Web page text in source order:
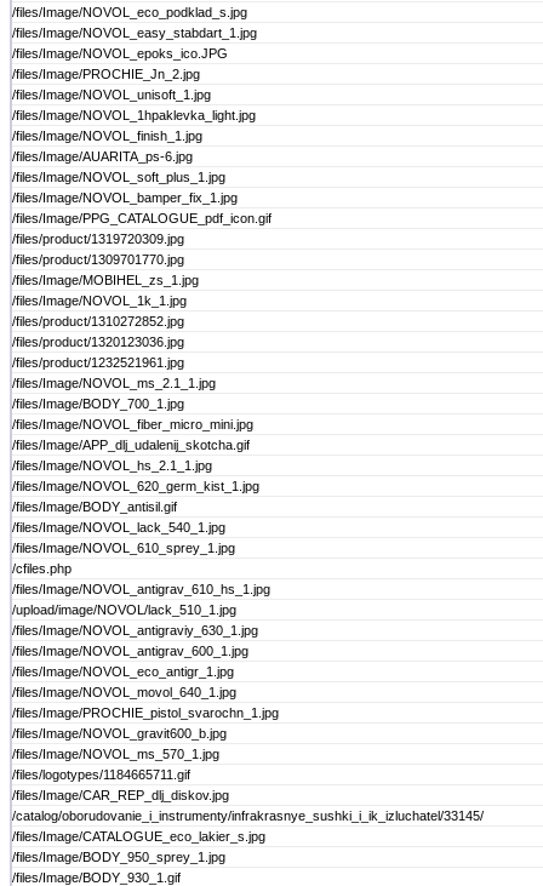
/files/Image/NOVOL_eco_podklad_s.jpg
/files/Image/NOVOL_easy_stabdart_1.jpg
/files/Image/NOVOL_epoks_ico.JPG
/files/Image/PROCHIE_Jn_2.jpg
/files/Image/NOVOL_unisoft_1.jpg
/files/Image/NOVOL_1hpaklevka_light.jpg
/files/Image/NOVOL_finish_1.jpg
/files/Image/AUARITA_ps-6.jpg
/files/Image/NOVOL_soft_plus_1.jpg
/files/Image/NOVOL_bamper_fix_1.jpg
/files/Image/PPG_CATALOGUE_pdf_icon.gif
/files/product/1319720309.jpg
/files/product/1309701770.jpg
/files/Image/MOBIHEL_zs_1.jpg
/files/Image/NOVOL_1k_1.jpg
/files/product/1310272852.jpg
/files/product/1320123036.jpg
/files/product/1232521961.jpg
/files/Image/NOVOL_ms_2.1_1.jpg
/files/Image/BODY_700_1.jpg
/files/Image/NOVOL_fiber_micro_mini.jpg
/files/Image/APP_dlj_udalenij_skotcha.gif
/files/Image/NOVOL_hs_2.1_1.jpg
/files/Image/NOVOL_620_germ_kist_1.jpg
/files/Image/BODY_antisil.gif
/files/Image/NOVOL_lack_540_1.jpg
/files/Image/NOVOL_610_sprey_1.jpg
/cfiles.php
/files/Image/NOVOL_antigrav_610_hs_1.jpg
/upload/image/NOVOL/lack_510_1.jpg
/files/Image/NOVOL_antigraviy_630_1.jpg
/files/Image/NOVOL_antigrav_600_1.jpg
/files/Image/NOVOL_eco_antigr_1.jpg
/files/Image/NOVOL_movol_640_1.jpg
/files/Image/PROCHIE_pistol_svarochn_1.jpg
/files/Image/NOVOL_gravit600_b.jpg
/files/Image/NOVOL_ms_570_1.jpg
/files/logotypes/1184665711.gif
/files/Image/CAR_REP_dlj_diskov.jpg
/catalog/oborudovanie_i_instrumenty/infrakrasnye_sushki_i_ik_izluchatel/33145/
/files/Image/CATALOGUE_eco_lakier_s.jpg
/files/Image/BODY_950_sprey_1.jpg
/files/Image/BODY_930_1.gif